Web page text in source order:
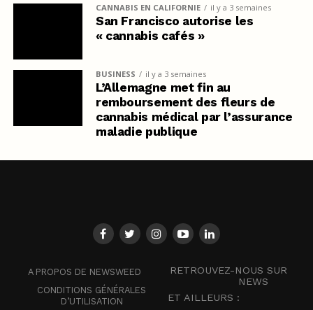
CANNABIS EN CALIFORNIE il y a 3 semaines
San Francisco autorise les
« cannabis cafés »
BUSINESS il y a 3 semaines
L’Allemagne met fin au
remboursement des fleurs de
cannabis médical par l’assurance
maladie publique
A PROPOS DE NEWSWEED
CONDITIONS GÉNÉRALES
D’UTILISATION
RETROUVEZ-NOUS SUR
NEWS
ET AILLEURS :